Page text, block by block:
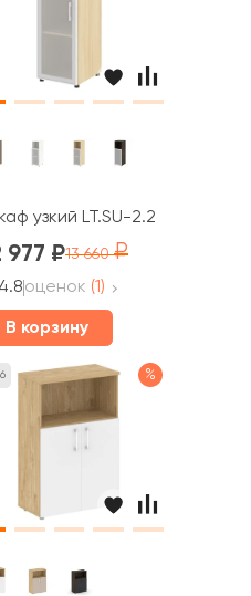
Ялта / Yalta
узкий LT.SU-2.2 R (L)
977 13 660
оценок (1)
В корзину
%